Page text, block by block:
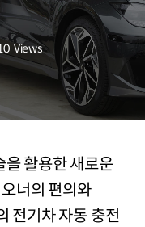
Views
활용한 새로운
너의 편의와
전기차 자동 충전